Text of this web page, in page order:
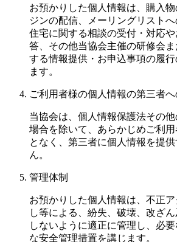
お預かりした個人情報は、購入
ジンの配信、メーリングリスト
住宅に関する相談の受付・対応
答、その他当協会主催の研修会
する情報提供・お申込事項の履
ます。
ご利用者様の個人情報の第三者
当協会は、個人情報保護法その
場合を除いて、あらかじめご利
となく、第三者に個人情報を提
ん。
管理体制
お預かりした個人情報は、不正
し等による、紛失、破壊、改ざ
しないように適正に管理し、必
な安全管理措置を講じます。